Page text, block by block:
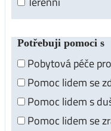
Potřebuji pomoci s
Pobytová péče
Pomoc lidem se
Pomoc lidem s
Pomoc lidem se